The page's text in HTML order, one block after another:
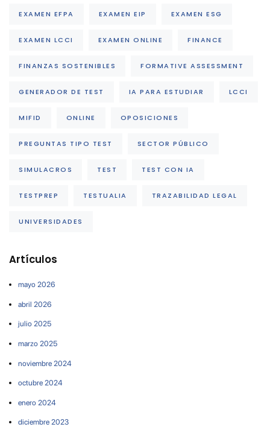
EXAMEN EFPA EXAMEN EIP EXAMEN ESG
EXAMEN LCCI EXAMEN ONLINE FINANCE
FINANZAS SOSTENIBLES FORMATIVE ASSESSMENT
GENERADOR DE TEST IA PARA ESTUDIAR LCCI
MIFID ONLINE OPOSICIONES
PREGUNTAS TIPO TEST SECTOR PÚBLICO
SIMULACROS TEST TEST CON IA
TESTPREP TESTUALIA TRAZABILIDAD LEGAL
UNIVERSIDADES
Artículos
mayo 2026
abril 2026
julio 2025
marzo 2025
noviembre 2024
octubre 2024
enero 2024
diciembre 2023